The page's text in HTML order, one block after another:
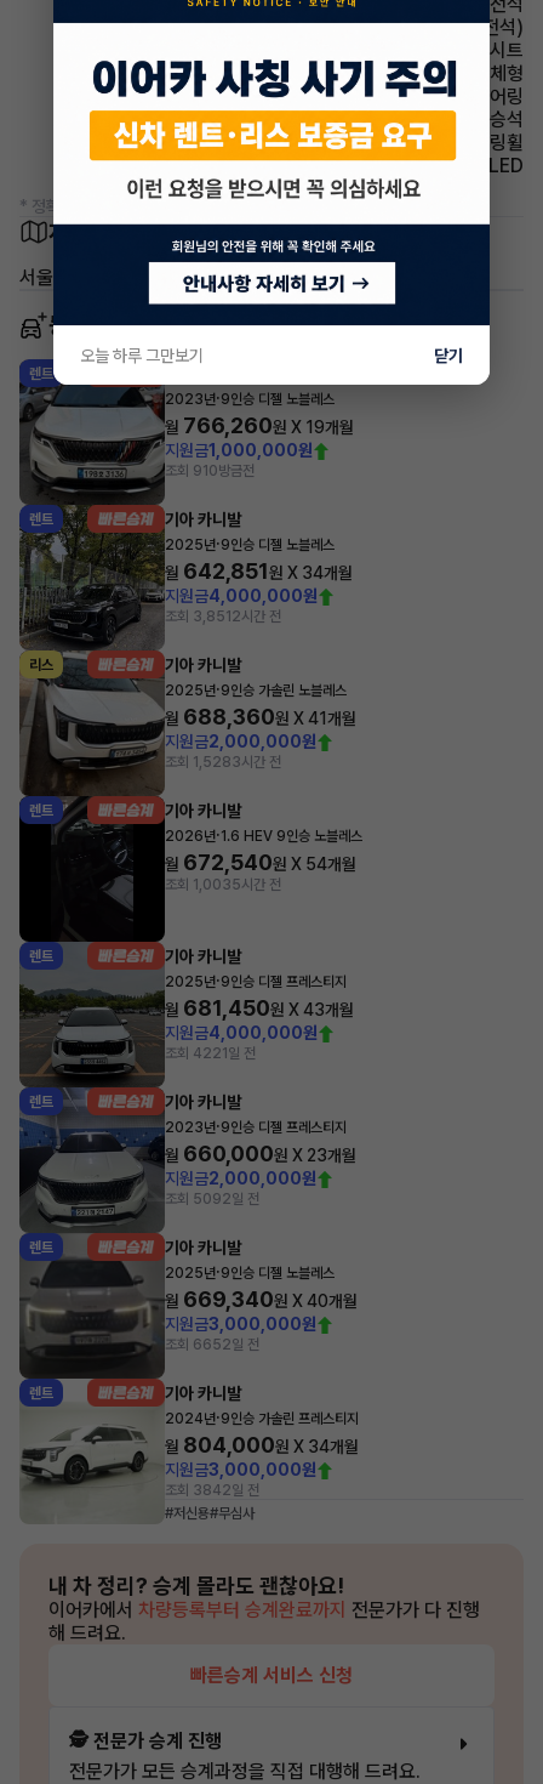
시트 전동시트(운전석)
시트 가죽시트
사이드미러 방향지시등 일체형
스티어링휠 텔레스코픽 스티어링
에어백 동승석
스티어링휠 가죽스티어링휠
헤드램프 LED
* 정확한 정보는 판매자와 반드시 확인하시기 바랍니다.
차량 위치
서울특별시 강동구 상일동
동일 차종 이어카
렌트
2023년·9인승 디젤 노블레스
월 766,260원 X 19개월
지원금1,000,000원
조회 910방금전
렌트 기아 카니발
2025년·9인승 디젤 노블레스
월 642,851원 X 34개월
지원금4,000,000원
조회 3,851 2시간 전
리스 기아 카니발
2025년·9인승 가솔린 노블레스
월 688,360원 X41개월
지원금2,000,000원
조회 1,5283시간 전
렌트 기아 카니발
2026년·1.6 HEV 9인승 노블레스
월 672,540원 X 54개월
조회 1,0035시간 전
렌트 기아 카니발
2025년·9인승 디젤 프레스티지
월 681,450원 X43개월
지원금4,000,000원
조회 4221일 전
렌트 기아 카니발
2023년·9인승 디젤 프레스티지
월 660,000원 X 23개월
지원금2,000,000원
조회 5092일 전
렌트 기아 카니발
2025년·9인승 디젤 노블레스
월 669,340원 X40개월
지원금3,000,000원
조회 6652일 전
렌트 기아 카니발
2024년·9인승 가솔린 프레스티지
월 804,000원 X 34개월
지원금3,000,000원
조회 3842일 전
#저신용#무심사
내 차 정리? 승계 몰라도 괜찮아요!
이어카에서 차량등록부터 승계완료까지 전문가가 다 진행
해 드려요.
빠른승계 서비스 신청
🕵️ 전문가 승계 진행
전문가가 모든 승계과정을 직접 대행해 드려요.
오늘 하루 그만보기 닫기